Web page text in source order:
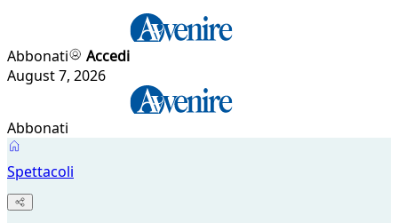
Abbonati
Accedi
August 7, 2026
Abbonati
Spettacoli